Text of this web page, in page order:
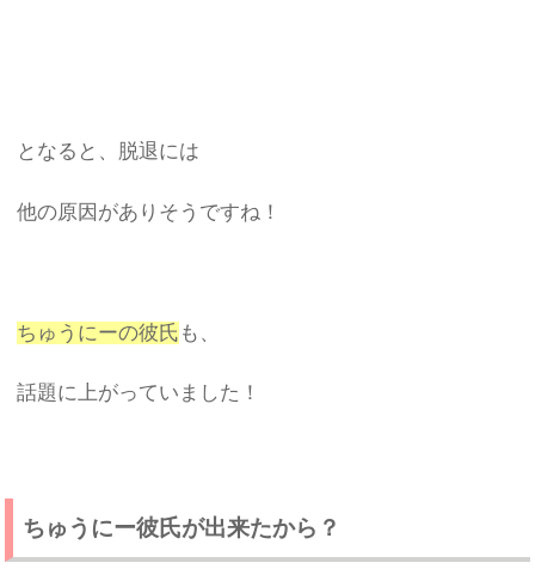
となると、脱退には
他の原因がありそうですね！
ちゅうにーの彼氏 も、
話題に上がっていました！
ちゅうにー彼氏が出来たから？